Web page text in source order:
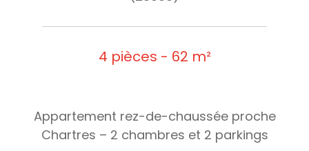
4 pièces - 62 m²
Appartement rez-de-chaussée proche
Chartres – 2 chambres et 2 parkings